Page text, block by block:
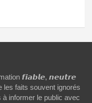
𝙛𝙞𝙖𝙗𝙡𝙚, 𝙣𝙚𝙪𝙩𝙧𝙚
les faits souvent ignorés
informer le public avec